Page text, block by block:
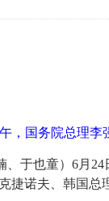
，国务院总理
于也童）6月
捷诺夫、韩国